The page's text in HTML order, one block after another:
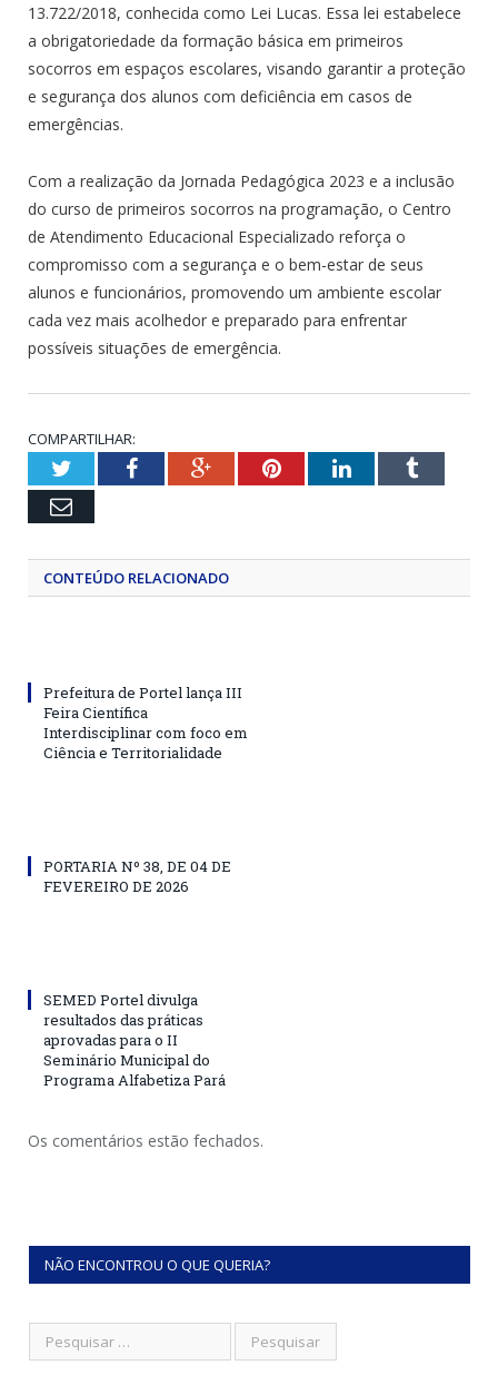
13.722/2018, conhecida como Lei Lucas. Essa lei estabelece
a obrigatoriedade da formação básica em primeiros
socorros em espaços escolares, visando garantir a proteção
e segurança dos alunos com deficiência em casos de
emergências.
Com a realização da Jornada Pedagógica 2023 e a inclusão
do curso de primeiros socorros na programação, o Centro
de Atendimento Educacional Especializado reforça o
compromisso com a segurança e o bem-estar de seus
alunos e funcionários, promovendo um ambiente escolar
cada vez mais acolhedor e preparado para enfrentar
possíveis situações de emergência.
COMPARTILHAR:
TwitterFacebookGoogle+PinterestLinkedInTumblr
Email
CONTEÚDO RELACIONADO
Prefeitura de Portel lança III
Feira Científica
Interdisciplinar com foco em
Ciência e Territorialidade
PORTARIA Nº 38, DE 04 DE
FEVEREIRO DE 2026
SEMED Portel divulga
resultados das práticas
aprovadas para o II
Seminário Municipal do
Programa Alfabetiza Pará
Os comentários estão fechados.
NÃO ENCONTROU O QUE QUERIA?